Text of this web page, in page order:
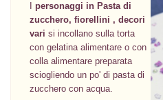
personaggi in Pasta di
zucchero, fiorellini , decori
vari si incollano sulla torta
con gelatina alimentare o con
colla alimentare preparata
sciogliendo un po' di pasta di
zucchero con acqua.